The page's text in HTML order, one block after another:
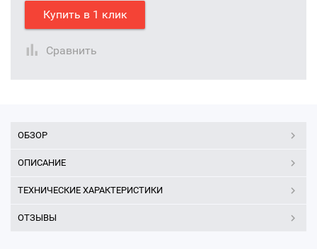
Купить в 1 клик
Сравнить
ОБЗОР
ОПИСАНИЕ
ТЕХНИЧЕСКИЕ ХАРАКТЕРИСТИКИ
ОТЗЫВЫ